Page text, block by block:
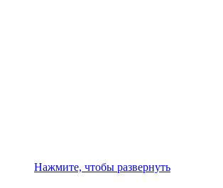
Нажмите, чтобы развернуть